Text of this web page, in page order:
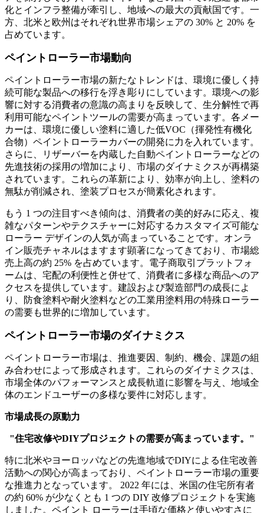
化とインフラ整備が牽引し、地域への最大の貢献国です。一
方、北米と欧州はそれぞれ世界市場シェアの 30% と 20% を
占めています。
ペイントローラー市場動向
ペイントローラー市場の新たなトレンドは、環境に優しく持
続可能な製品への移行を浮き彫りにしています。環境への影
響に対する消費者の意識の高まりを反映して、生分解性で再
利用可能なペイントツールの需要が高まっています。各メー
カーは、環境に優しい塗料に適した低VOC（揮発性有機化
合物）ペイントローラーカバーの開発に力を入れています。
さらに、リザーバーを内蔵した自動ペイントローラーなどの
先進技術の採用の増加により、市場のダイナミクスが再構築
されています。これらの革新により、効率が向上し、塗料の
無駄が削減され、塗装プロセスが簡素化されます。
もう 1 つの注目すべき傾向は、消費者の美的好みに応え、複
雑なパターンやテクスチャーに対応するカスタマイズ可能な
ローラー デザインの人気が高まっていることです。オンラ
イン販売チャネルはますます顕著になってきており、市場総
売上高の約 25% を占めています。電子商取引プラットフォ
ームは、宅配の利便性と併せて、消費者に多様な商品へのア
クセスを提供しています。建設および製造部門の成長によ
り、防食塗料や耐火塗料などの工業用塗料用の特殊ローラー
の需要も世界的に増加しています。
ペイントローラー市場のダイナミクス
ペイントローラー市場は、推進要因、制約、機会、課題の組
み合わせによって形成されます。これらのダイナミクスは、
市場全体のパフォーマンスと成長軌道に影響を与え、地域全
体のエンドユーザーの多様な要件に対応します。
市場成長の原動力
"住宅改修やDIYプロジェクトの需要が高まっています。"
特に北米やヨーロッパなどの先進地域でDIYによる住宅改善
活動への関心が高まっており、ペイントローラー市場の重要
な推進力となっています。 2022 年には、米国の住宅所有者
の約 60% が少なくとも 1 つの DIY 改修プロジェクトを実施
しました。ペイント ローラーは手頃な価格と使いやすさに